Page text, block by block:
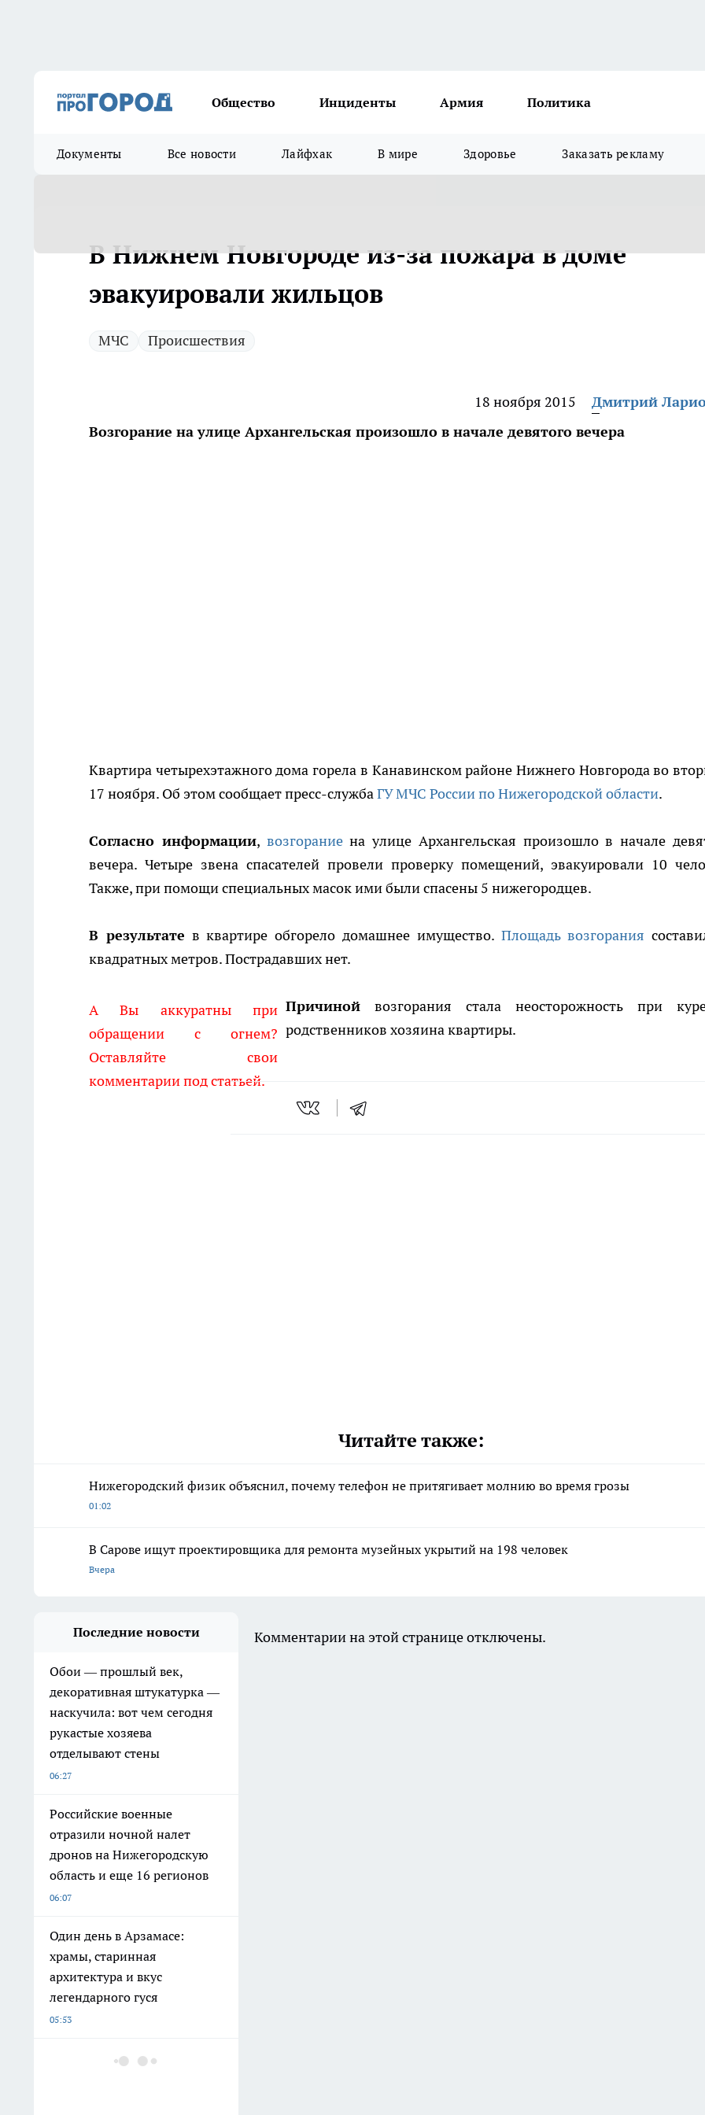
Общество Инциденты Армия Политика
Документы Все новости Лайфхак В мире Здоровье Заказать рекламу
В Нижнем Новгороде из-за пожара в доме
эвакуировали жильцов
МЧС Происшествия
18 ноября 2015
Дмитрий
Возгорание на улице Архангельская произошло в начале девятого вечера
Квартира четырехэтажного дома горела в Канавинском районе Нижнего Новгорода во
17 ноября. Об этом сообщает пресс-службаГУ МЧС России по Нижегородской области.
Согласно информации, возгораниена улице Архангельская произошло в начале
вечера. Четыре звена спасателей провели проверку помещений, эвакуировали 10
Также, при помощи специальных масок ими были спасены 5 нижегородцев.
В результате в квартире обгорело домашнее имущество. Площадь возгорания
квадратных метров. Пострадавших нет.
А Вы аккуратны при
обращении с огнем?
Оставляйте свои
комментарии под статьей.
Причиной возгорания стала неосторожность при
родственников хозяина квартиры.
Читайте также:
Нижегородский физик объяснил, почему телефон не притягивает молнию во время грозы
01:02
В Сарове ищут проектировщика для ремонта музейных укрытий на 198 человек
Вчера
Последние новости
Обои — прошлый век,
декоративная штукатурка —
наскучила: вот чем сегодня
рукастые хозяева
отделывают стены
06:27
Российские военные
отразили ночной налет
дронов на Нижегородскую
область и еще 16 регионов
06:07
Один день в Арзамасе:
храмы, старинная
архитектура и вкус
легендарного гуся
05:53
Хирурги нижегородской
Комментарии на этой странице отключены.